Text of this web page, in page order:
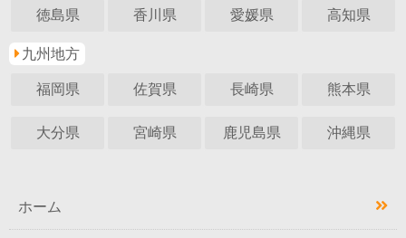
徳島県 香川県 愛媛県 高知県
九州地方
福岡県 佐賀県 長崎県 熊本県
大分県 宮崎県 鹿児島県 沖縄県
ホーム